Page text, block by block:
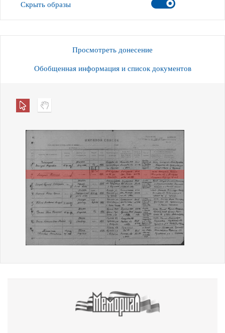
Скрыть образы
Просмотреть донесение
Обобщенная информация и список документов